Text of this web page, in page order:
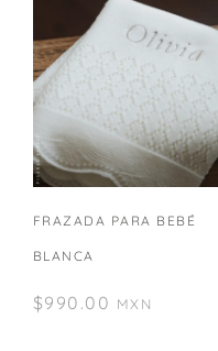
FRAZADA PARA BEBÉ
BLANCA
$990.00 MXN